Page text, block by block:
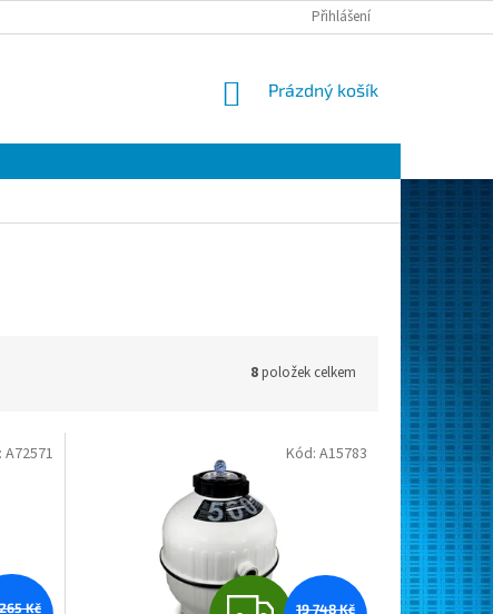
Přihlášení
NÁKUPNÍ
Prázdný košík
8položek celkem
Kč
A72571
19 748 Kč
Kód: A15783